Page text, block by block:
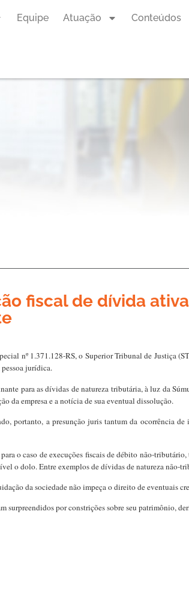
Equipe Atuação Conteúdos
fiscal de dívida
nº 1.371.128-RS, o Superior Tribunal de Justiça
jurídica.
para as dívidas de natureza tributária, à luz da
da empresa e a notícia de sua eventual dissolução.
portanto, a presunção juris tantum da
o caso de execuções fiscais de débito não-
o dolo. Entre exemplos de dívidas de natureza não-
da sociedade não impeça o direito de eventuais
surpreendidos por constrições sobre seu